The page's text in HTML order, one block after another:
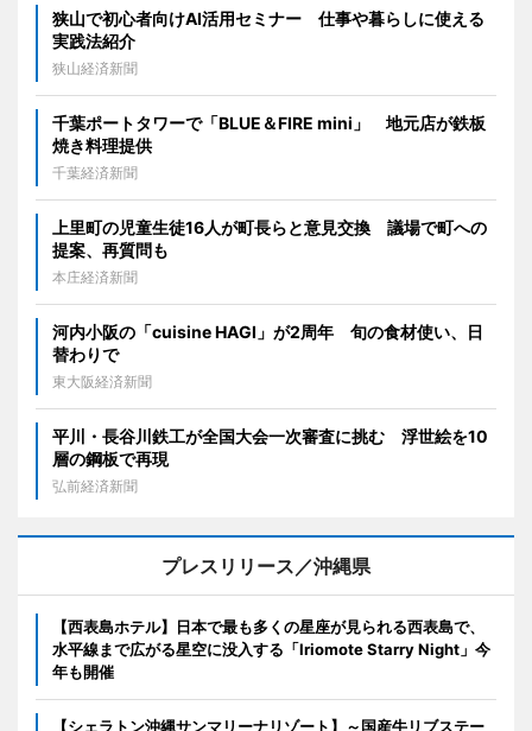
狭山で初心者向けAI活用セミナー 仕事や暮らしに使える
実践法紹介
狭山経済新聞
千葉ポートタワーで「BLUE＆FIRE mini」 地元店が鉄板
焼き料理提供
千葉経済新聞
上里町の児童生徒16人が町長らと意見交換 議場で町への
提案、再質問も
本庄経済新聞
河内小阪の「cuisine HAGI」が2周年 旬の食材使い、日
替わりで
東大阪経済新聞
平川・長谷川鉄工が全国大会一次審査に挑む 浮世絵を10
層の鋼板で再現
弘前経済新聞
プレスリリース／沖縄県
【西表島ホテル】日本で最も多くの星座が見られる西表島で、
水平線まで広がる星空に没入する「Iriomote Starry Night」今
年も開催
【シェラトン沖縄サンマリーナリゾート】～国産牛リブステー